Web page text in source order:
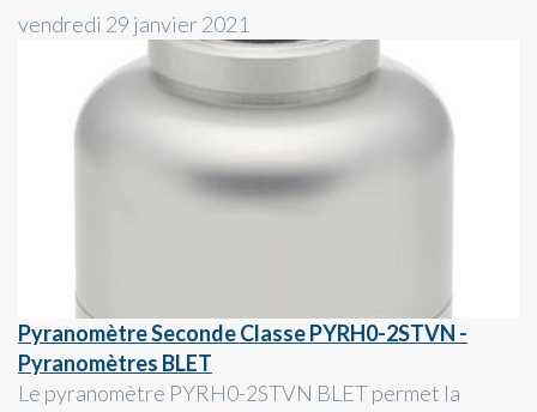
vendredi 29 janvier 2021
Pyranomètre Seconde Classe PYRH0-2STVN -
Pyranomètres BLET
Le pyranomètre PYRH0-2STVN BLET permet la